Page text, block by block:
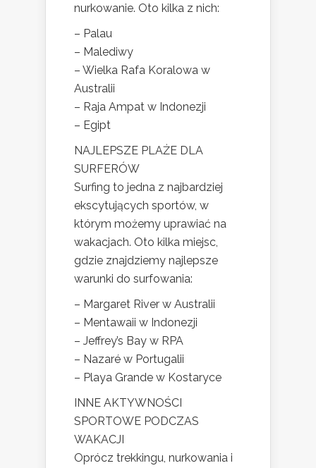
nurkowanie. Oto kilka z nich:
– Palau
– Malediwy
– Wielka Rafa Koralowa w
Australii
– Raja Ampat w Indonezji
– Egipt
NAJLEPSZE PLAŻE DLA
SURFERÓW
Surfing to jedna z najbardziej
ekscytujących sportów, w
którym możemy uprawiać na
wakacjach. Oto kilka miejsc,
gdzie znajdziemy najlepsze
warunki do surfowania:
– Margaret River w Australii
– Mentawaii w Indonezji
– Jeffrey’s Bay w RPA
– Nazaré w Portugalii
– Playa Grande w Kostaryce
INNE AKTYWNOŚCI
SPORTOWE PODCZAS
WAKACJI
Oprócz trekkingu, nurkowania i